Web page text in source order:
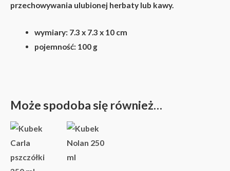
przechowywania ulubionej herbaty lub kawy.
wymiary: 7.3 x 7.3 x 10 cm
pojemność: 100 g
Może spodoba się również…